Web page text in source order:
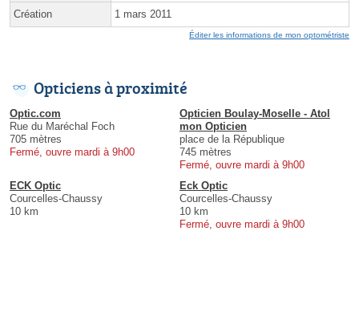
Création 1 mars 2011
Éditer les informations de mon optométriste
Opticiens à proximité
Optic.com
Rue du Maréchal Foch
705 mètres
Fermé, ouvre mardi à 9h00
Opticien Boulay-Moselle - Atol
mon Opticien
place de la République
745 mètres
Fermé, ouvre mardi à 9h00
ECK Optic
Courcelles-Chaussy
10 km
Eck Optic
Courcelles-Chaussy
10 km
Fermé, ouvre mardi à 9h00